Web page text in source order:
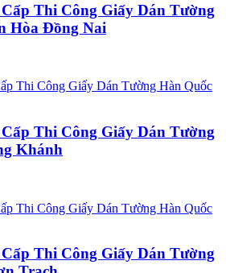
Thi Công Giấy Dán Tường
Hòa Đồng Nai
Thi Công Giấy Dán Tường
Khánh
Thi Công Giấy Dán Tường